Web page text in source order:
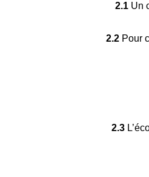
2.1 Un
2.2Pour
2.3